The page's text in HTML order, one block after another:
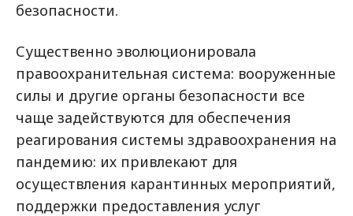
безопасности.
Существенно эволюционировала
правоохранительная система: вооруженные
силы и другие органы безопасности все
чаще задействуются для обеспечения
реагирования системы здравоохранения на
пандемию: их привлекают для
осуществления карантинных мероприятий,
поддержки предоставления услуг